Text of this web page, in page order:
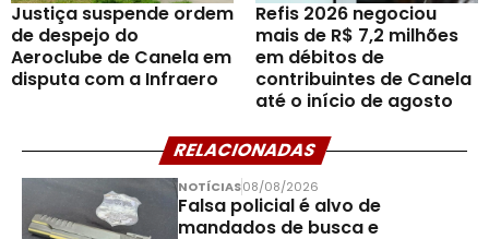
Justiça suspende ordem
de despejo do
Aeroclube de Canela em
disputa com a Infraero
Refis 2026 negociou
mais de R$ 7,2 milhões
em débitos de
contribuintes de Canela
até o início de agosto
RELACIONADAS
NOTÍCIAS08/08/2026
Falsa policial é alvo de
mandados de busca e